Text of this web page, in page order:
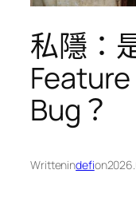
私隱：
Bug？
Writtenindefion